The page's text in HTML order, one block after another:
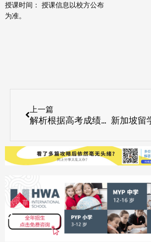
授课时间： 授课信息以校方公布
为准。
上一篇
解析根据高考成绩选择新加坡留学方案